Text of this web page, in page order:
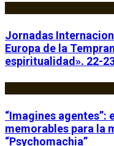
Jornadas
Europa de la
espiritualidad». 22-
“Imagines agentes”:
memorables para la
“Psychomachia”